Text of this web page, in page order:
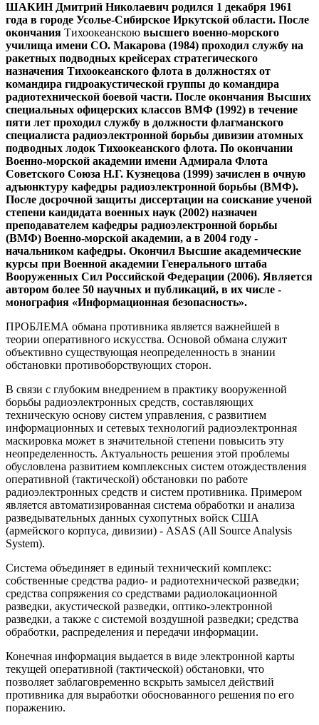
ШАКИН Дмитрий Николаевич родился 1 декабря 1961
года в городе Усолье-Сибирское Иркутской области. После
окончания Тихоокеанскою высшего военно-морского
училища имени СО. Макарова (1984) проходил службу на
ракетных подводных крейсерах стратегического
назначения Тихоокеанского флота в должностях от
командира гидроакустической группы до командира
радиотехнической боевой части. После окончания Высших
специальных офицерских классов ВМФ (1992) в течение
пяти лет проходил службу в должности флагманского
специалиста радиоэлектронной борьбы дивизии атомных
подводных лодок Тихоокеанского флота. По окончании
Военно-морской академии имени Адмирала Флота
Советского Союза Н.Г. Кузнецова (1999) зачислен в очную
адъюнктуру кафедры радиоэлектронной борьбы (ВМФ).
После досрочной защиты диссертации на соискание ученой
степени кандидата военных наук (2002) назначен
преподавателем кафедры радиоэлектронной борьбы
(ВМФ) Военно-морской академии, а в 2004 году -
начальником кафедры. Окончил Высшие академические
курсы при Военной академии Генерального штаба
Вооруженных Сил Российской Федерации (2006). Является
автором более 50 научных и публикаций, в их числе -
монография «Информационная безопасность».
ПРОБЛЕМА обмана противника является важнейшей в
теории оперативного искусства. Основой обмана служит
объективно существующая неопределенность в знании
обстановки противоборствующих сторон.
В связи с глубоким внедрением в практику вооруженной
борьбы радиоэлектронных средств, составляющих
техническую основу систем управления, с развитием
информационных и сетевых технологий радиоэлектронная
маскировка может в значительной степени повысить эту
неопределенность. Актуальность решения этой проблемы
обусловлена развитием комплексных систем отождествления
оперативной (тактической) обстановки по работе
радиоэлектронных средств и систем противника. Примером
является автоматизированная система обработки и анализа
разведывательных данных сухопутных войск США
(армейского корпуса, дивизии) - ASAS (All Source Analysis
System).
Система объединяет в единый технический комплекс:
собственные средства радио- и радиотехнической разведки;
средства сопряжения со средствами радиолокационной
разведки, акустической разведки, оптико-электронной
разведки, а также с системой воздушной разведки; средства
обработки, распределения и передачи информации.
Конечная информация выдается в виде электронной карты
текущей оперативной (тактической) обстановки, что
позволяет заблаговременно вскрыть замысел действий
противника для выработки обоснованного решения по его
поражению.